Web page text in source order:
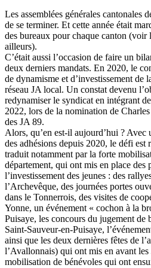
Les assemblées générales cantonales
de se terminer. Et cette année était
des bureaux pour chaque canton (voir
ailleurs).
C’était aussi l’occasion de faire un
deux derniers mandats. En 2020, le
de dynamisme et d’investissement de
réseau JA local. Un constat devenu
redynamiser le syndicat en intégrant
2022, lors de la nomination de
des JA 89.
Alors, qu’en est-il aujourd’hui ? Avec
des adhésions depuis 2020, le défi est
traduit notamment par la forte
département, qui ont mis en place
l’investissement des jeunes : des
l’Archevêque, des journées portes
dans le Tonnerrois, des visites de
Yonne, un événement « cochon à la
Puisaye, les concours du jugement
Saint-Sauveur-en-Puisaye,
ainsi que les deux dernières fêtes de
l’Avallonnais) qui ont mis en avant
mobilisation de bénévoles qui ont